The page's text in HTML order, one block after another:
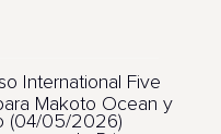
International Five
Makoto Ocean y
(04/05/2026)